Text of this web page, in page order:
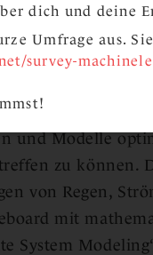
Klimawandel
sich für die
und Modelle
zu können.
von Regen,
mit
System
dich und deine
Umfrage aus.
survey-